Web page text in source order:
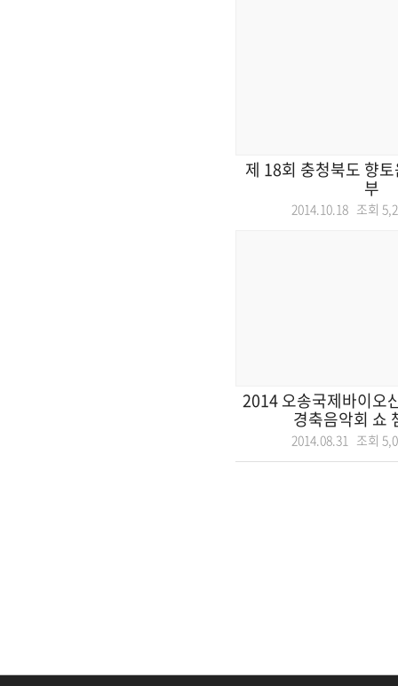
제 18회 충청북도 향
부
2014.10.18 조회
2014 오송국제바이오
경축음악회 쇼
2014.08.31 조회